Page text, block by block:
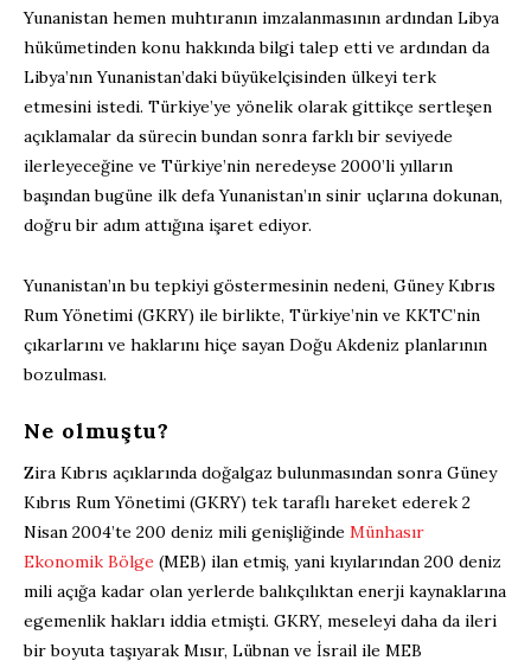
Yunanistan hemen muhtıranın imzalanmasının ardından Libya
hükümetinden konu hakkında bilgi talep etti ve ardından da
Libya’nın Yunanistan’daki büyükelçisinden ülkeyi terk
etmesini istedi. Türkiye’ye yönelik olarak gittikçe sertleşen
açıklamalar da sürecin bundan sonra farklı bir seviyede
ilerleyeceğine ve Türkiye’nin neredeyse 2000’li yılların
başından bugüne ilk defa Yunanistan’ın sinir uçlarına dokunan,
doğru bir adım attığına işaret ediyor.
Yunanistan’ın bu tepkiyi göstermesinin nedeni, Güney Kıbrıs
Rum Yönetimi (GKRY) ile birlikte, Türkiye’nin ve KKTC’nin
çıkarlarını ve haklarını hiçe sayan Doğu Akdeniz planlarının
bozulması.
Ne olmuştu?
Zira Kıbrıs açıklarında doğalgaz bulunmasından sonra Güney
Kıbrıs Rum Yönetimi (GKRY) tek taraflı hareket ederek 2
Nisan 2004’te 200 deniz mili genişliğinde Münhasır
Ekonomik Bölge (MEB) ilan etmiş, yani kıyılarından 200 deniz
mili açığa kadar olan yerlerde balıkçılıktan enerji kaynaklarına
egemenlik hakları iddia etmişti. GKRY, meseleyi daha da ileri
bir boyuta taşıyarak Mısır, Lübnan ve İsrail ile MEB